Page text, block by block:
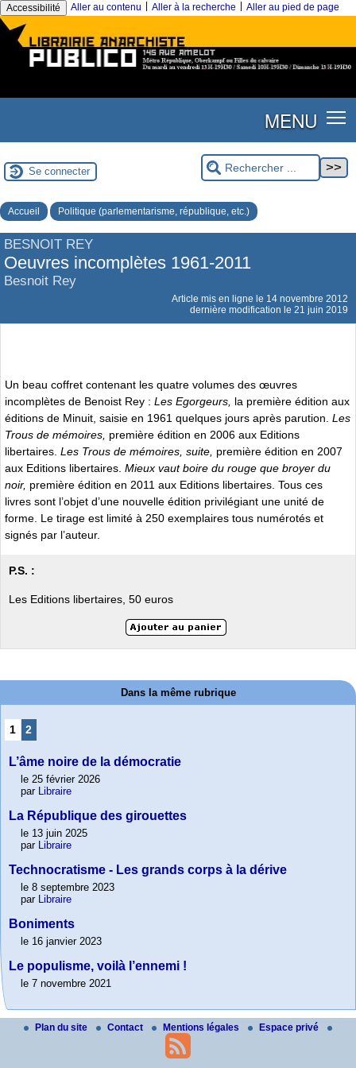
Accessibilité Aller au contenu Aller à la recherche Aller au pied de page
MENU
Se connecter
Accueil Politique (parlementarisme, république, etc.)
BESNOIT REY
Oeuvres incomplètes 1961-2011
Besnoit Rey
Article mis en ligne le 14 novembre 2012
dernière modification le 21 juin 2019
Un beau coffret contenant les quatre volumes des œuvres
incomplètes de Benoist Rey : Les Egorgeurs, la première édition aux
éditions de Minuit, saisie en 1961 quelques jours après parution. Les
Trous de mémoires, première édition en 2006 aux Editions
libertaires. Les Trous de mémoires, suite, première édition en 2007
aux Editions libertaires. Mieux vaut boire du rouge que broyer du
noir, première édition en 2011 aux Editions libertaires. Tous ces
livres sont l’objet d’une nouvelle édition privilégiant une unité de
forme. Le tirage est limité à 250 exemplaires tous numérotés et
signés par l’auteur.
P.S. :
Les Editions libertaires, 50 euros
Dans la même rubrique
1 2
L’âme noire de la démocratie
le 25 février 2026
par Libraire
La République des girouettes
le 13 juin 2025
par Libraire
Technocratisme - Les grands corps à la dérive
le 8 septembre 2023
par Libraire
Boniments
le 16 janvier 2023
Le populisme, voilà l’ennemi !
le 7 novembre 2021
Plan du site Contact Mentions légales Espace privé